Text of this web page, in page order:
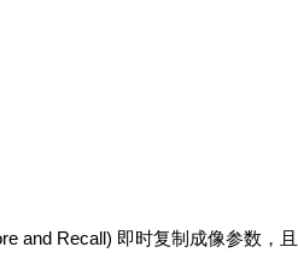
and Recall) 即时复制成像参数，